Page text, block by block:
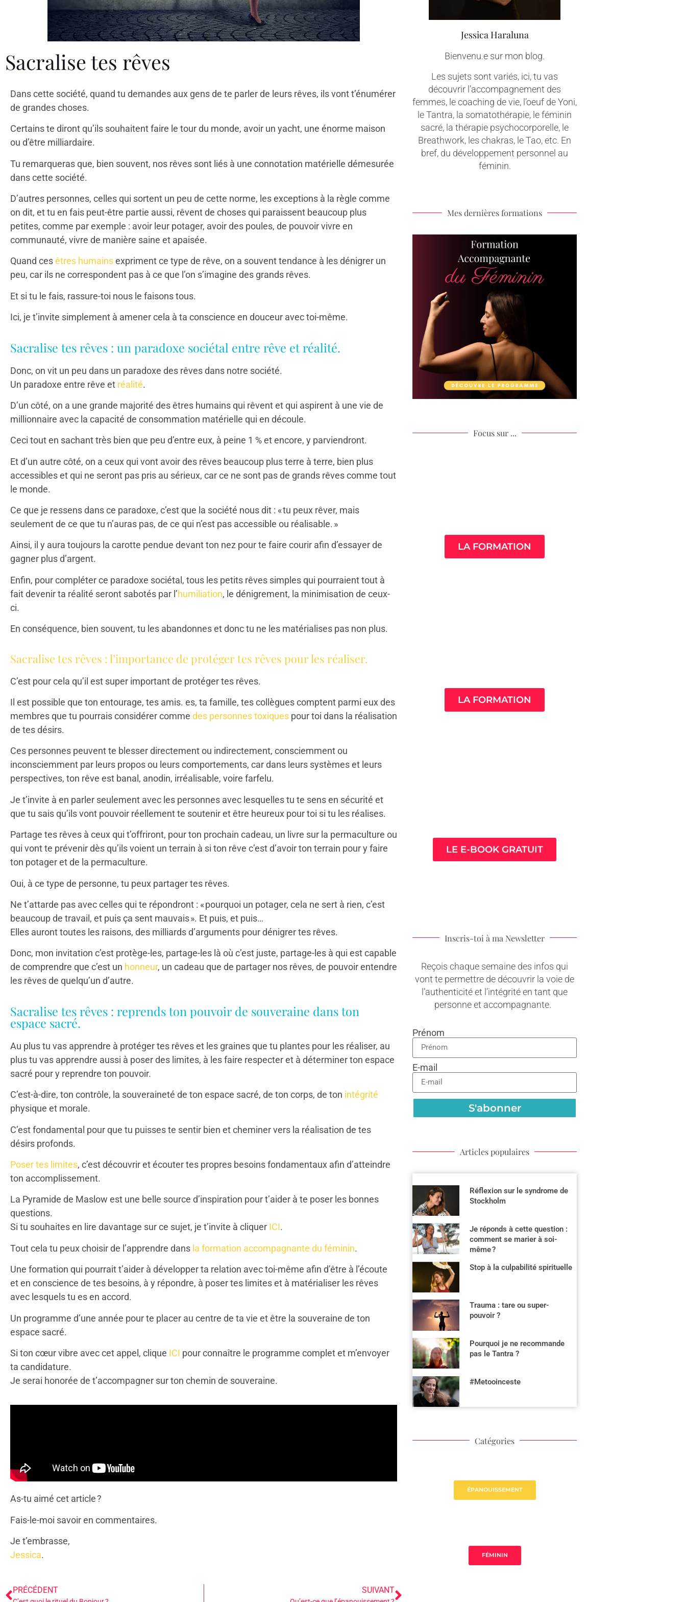
Sacralise tes rêves
Dans cette société, quand tu demandes aux gens de te parler de leurs rêves, ils vont t’énumérer
de grandes choses.
Certains te diront qu’ils souhaitent faire le tour du monde, avoir un yacht, une énorme maison
ou d’être milliardaire.
Tu remarqueras que, bien souvent, nos rêves sont liés à une connotation matérielle démesurée
dans cette société.
D’autres personnes, celles qui sortent un peu de cette norme, les exceptions à la règle comme
on dit, et tu en fais peut-être partie aussi, rêvent de choses qui paraissent beaucoup plus
petites, comme par exemple : avoir leur potager, avoir des poules, de pouvoir vivre en
communauté, vivre de manière saine et apaisée.
Quand cesêtres humainsexpriment ce type de rêve, on a souvent tendance à les dénigrer un
peu, car ils ne correspondent pas à ce que l’on s’imagine des grands rêves.
Et si tu le fais, rassure-toi nous le faisons tous.
Ici, je t’invite simplement à amener cela à ta conscience en douceur avec toi-même.
Sacralise tes rêves : un paradoxe sociétal entre rêve et réalité.
Donc, on vit un peu dans un paradoxe des rêves dans notre société.
Un paradoxe entre rêve et réalité.
D’un côté, on a une grande majorité des êtres humains qui rêvent et qui aspirent à une vie de
millionnaire avec la capacité de consommation matérielle qui en découle.
Ceci tout en sachant très bien que peu d’entre eux, à peine 1 % et encore, y parviendront.
Et d’un autre côté, on a ceux qui vont avoir des rêves beaucoup plus terre à terre, bien plus
accessibles et qui ne seront pas pris au sérieux, car ce ne sont pas de grands rêves comme tout
le monde.
Ce que je ressens dans ce paradoxe, c’est que la société nous dit : « tu peux rêver, mais
seulement de ce que tu n’auras pas, de ce qui n’est pas accessible ou réalisable. »
Ainsi, il y aura toujours la carotte pendue devant ton nez pour te faire courir afin d’essayer de
gagner plus d’argent.
Enfin, pour compléter ce paradoxe sociétal, tous les petits rêves simples qui pourraient tout à
fait devenir ta réalité seront sabotés par l’humiliation, le dénigrement, la minimisation de ceux-
ci.
En conséquence, bien souvent, tu les abandonnes et donc tu ne les matérialises pas non plus.
Sacralise tes rêves : l’importance de protéger tes rêves pour les réaliser.
C’est pour cela qu’il est super important de protéger tes rêves.
Il est possible que ton entourage, tes amis. es, ta famille, tes collègues comptent parmi eux des
membres que tu pourrais considérer comme des personnes toxiques pour toi dans la réalisation
de tes désirs.
Ces personnes peuvent te blesser directement ou indirectement, consciemment ou
inconsciemment par leurs propos ou leurs comportements, car dans leurs systèmes et leurs
perspectives, ton rêve est banal, anodin, irréalisable, voire farfelu.
Je t’invite à en parler seulement avec les personnes avec lesquelles tu te sens en sécurité et
que tu sais qu’ils vont pouvoir réellement te soutenir et être heureux pour toi si tu les réalises.
Partage tes rêves à ceux qui t’offriront, pour ton prochain cadeau, un livre sur la permaculture ou
qui vont te prévenir dès qu’ils voient un terrain à si ton rêve c’est d’avoir ton terrain pour y faire
ton potager et de la permaculture.
Oui, à ce type de personne, tu peux partager tes rêves.
Ne t’attarde pas avec celles qui te répondront : « pourquoi un potager, cela ne sert à rien, c’est
beaucoup de travail, et puis ça sent mauvais ». Et puis, et puis…
Elles auront toutes les raisons, des milliards d’arguments pour dénigrer tes rêves.
Donc, mon invitation c’est protège-les, partage-les là où c’est juste, partage-les à qui est capable
de comprendre que c’est un honneur, un cadeau que de partager nos rêves, de pouvoir entendre
les rêves de quelqu’un d’autre.
Sacralise tes rêves : reprends ton pouvoir de souveraine dans ton
espace sacré.
Au plus tu vas apprendre à protéger tes rêves et les graines que tu plantes pour les réaliser, au
plus tu vas apprendre aussi à poser des limites, à les faire respecter et à déterminer ton espace
sacré pour y reprendre ton pouvoir.
C’est-à-dire, ton contrôle, la souveraineté de ton espace sacré, de ton corps, de ton intégrité
physique et morale.
C’est fondamental pour que tu puisses te sentir bien et cheminer vers la réalisation de tes
désirs profonds.
Poser tes limites, c’est découvrir et écouter tes propres besoins fondamentaux afin d’atteindre
ton accomplissement.
La Pyramide de Maslow est une belle source d’inspiration pour t’aider à te poser les bonnes
questions.
Si tu souhaites en lire davantage sur ce sujet, je t’invite à cliquer ICI.
Tout cela tu peux choisir de l’apprendre dans la formation accompagnante du féminin.
Une formation qui pourrait t’aider à développer ta relation avec toi-même afin d’être à l’écoute
et en conscience de tes besoins, à y répondre, à poser tes limites et à matérialiser les rêves
avec lesquels tu es en accord.
Un programme d’une année pour te placer au centre de ta vie et être la souveraine de ton
espace sacré.
Si ton cœur vibre avec cet appel, clique ICI pour connaître le programme complet et m’envoyer
ta candidature.
Je serai honorée de t’accompagner sur ton chemin de souveraine.
As-tu aimé cet article ?
Fais-le-moi savoir en commentaires.
Je t’embrasse,
Jessica.
PRÉCÉDENT SUIVANT
Jessica Haraluna
Bienvenu.e sur mon blog.
Les sujets sont variés, ici, tu vas
découvrir l’accompagnement des
femmes, le coaching de vie, l’oeuf de Yoni,
le Tantra, la somatothérapie, le féminin
sacré, la thérapie psychocorporelle, le
Breathwork, les chakras, le Tao, etc. En
bref, du développement personnel au
féminin.
Mes dernières formations
Focus sur ...
LA FORMATION
LA FORMATION
LE E-BOOK GRATUIT
Inscris-toi à ma Newsletter
Reçois chaque semaine des infos qui
vont te permettre de découvrir la voie de
l’authenticité et l’intégrité en tant que
personne et accompagnante.
Prénom
E-mail
S'abonner
Articles populaires
Réflexion sur le syndrome de
Stockholm
Je réponds à cette question :
comment se marier à soi-
même ?
Stop à la culpabilité spirituelle
Trauma : tare ou super-
pouvoir ?
Pourquoi je ne recommande
pas le Tantra ?
#Metooinceste
Catégories
ÉPANOUISSEMENT
FÉMININ